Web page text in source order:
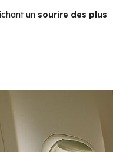
un sourire des plus